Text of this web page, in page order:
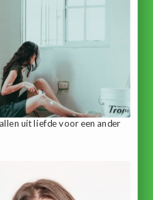
uit liefde voor een ander